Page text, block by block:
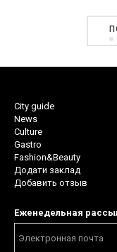
City guide
News
Culture
Gastro
Fashion&Beauty
Додати заклад
Добавить отзыв
Еженедельная